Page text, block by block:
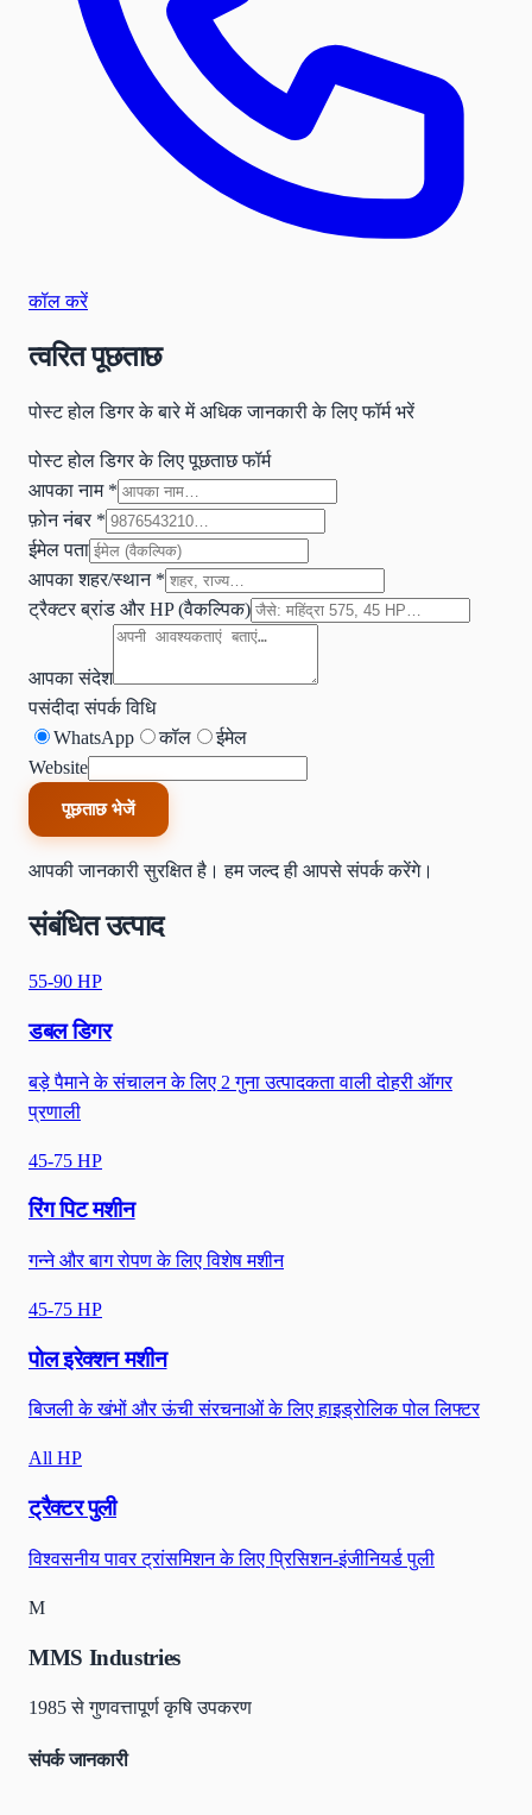
कॉल करें
त्वरित पूछताछ
पोस्ट होल डिगर के बारे में अधिक जानकारी के लिए फॉर्म भरें
पोस्ट होल डिगर के लिए पूछताछ फॉर्म
आपका नाम*
फ़ोन नंबर *
ईमेल पता
आपका शहर/स्थान*
ट्रैक्टर ब्रांड और HP (वैकल्पिक)
आपका संदेश
पसंदीदा संपर्क विधि
WhatsApp
कॉल
ईमेल
Website
पूछताछ भेजें
आपकी जानकारी सुरक्षित है। हम जल्द ही आपसे संपर्क करेंगे।
संबंधित उत्पाद
55-90 HP
डबल डिगर
बड़े पैमाने के संचालन के लिए 2 गुना उत्पादकता वाली दोहरी ऑगर
प्रणाली
45-75 HP
रिंग पिट मशीन
गन्ने और बाग रोपण के लिए विशेष मशीन
45-75 HP
पोल इरेक्शन मशीन
बिजली के खंभों और ऊंची संरचनाओं के लिए हाइड्रोलिक पोल लिफ्टर
All HP
ट्रैक्टर पुली
विश्वसनीय पावर ट्रांसमिशन के लिए प्रिसिशन-इंजीनियर्ड पुली
M
MMS Industries
1985 से गुणवत्तापूर्ण कृषि उपकरण
संपर्क जानकारी